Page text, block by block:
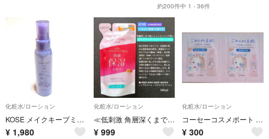
約200件中 1 - 36件
化粧水/ローション
KOSE メイクキープミスト EX MOIST ムーミン コラボ 85mL ラベンダーブーケの香り 新品未開封 匿名配送
¥ 1,980
化粧水/ローション
≪低刺激 角層深くまで届くふっくらハリつや肌へ≫ モイスチュアマイルド ローション
¥ 999
化粧水/ローション
コーセーコスメポート ごめんね素肌 クリアターン 低刺激化粧水乳液 サンプル
¥ 300